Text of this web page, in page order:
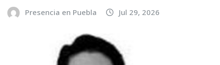
Presencia en Puebla Jul 29, 2026